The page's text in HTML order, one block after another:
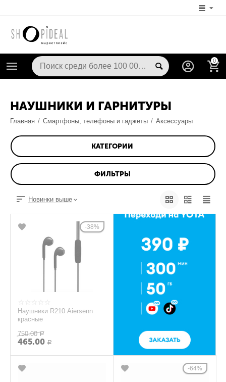
0
НАУШНИКИ И ГАРНИТУРЫ
Главная / Смартфоны, телефоны и гаджеты / Аксессуары
КАТЕГОРИИ
ФИЛЬТРЫ
Новинки выше
38%
Наушники R210 Aiersenn
красные
750.00 Р
465.00 Р
64%